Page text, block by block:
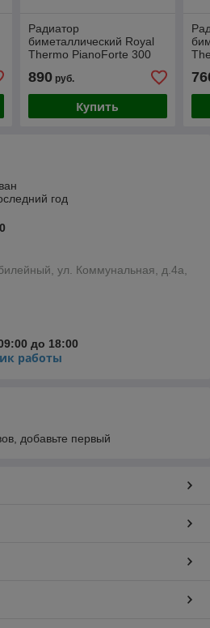
Радиатор
биметаллический Royal
Thermo PianoForte 300
Чёрный VR80 - 12 секц.
890руб.
Купить
год
ул. Коммунальная, д.4а,
до 18:00
работы
добавьте первый